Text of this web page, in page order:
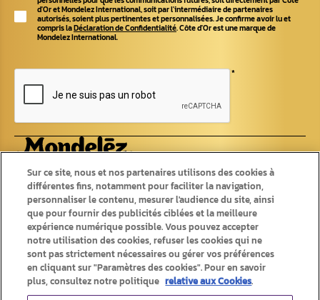
d'Or et Mondelez International, soit par l'intermédiaire de partenaires
autorisés, soient plus pertinentes et personnalisées. Je confirme avoir lu et
compris laDéclaration de Confidentialité. Côte d'Or est une marque de
Mondelez International.
*
Produits
Tablettes
Pralines
Chokotoff
Bâtons
Saisonniers
Autres chocolats
Recettes
Recettes originales
Recettes d'été
Recettes d'hiver
Sur ce site, nous et nos partenaires utilisons des cookies à
différentes fins, notamment pour faciliter la navigation,
personnaliser le contenu, mesurer l'audience du site, ainsi
que pour fournir des publicités ciblées et la meilleure
expérience numérique possible. Vous pouvez accepter
notre utilisation des cookies, refuser les cookies qui ne
sont pas strictement nécessaires ou gérer vos préférences
en cliquant sur "Paramètres des cookies". Pour en savoir
plus, consultez notre politique relative aux Cookies.